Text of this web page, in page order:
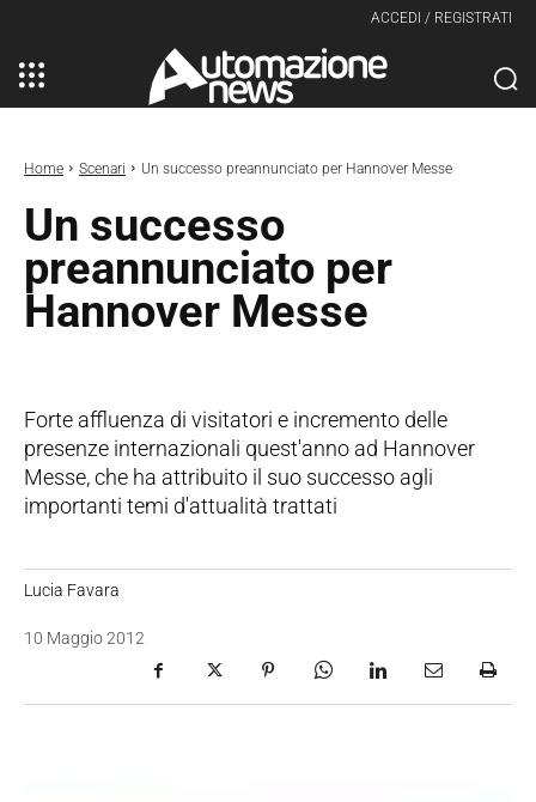
ACCEDI / REGISTRATI
Home Scenari Un successo preannunciato per Hannover Messe
Un successo
preannunciato per
Hannover Messe
Forte affluenza di visitatori e incremento delle
presenze internazionali quest'anno ad Hannover
Messe, che ha attribuito il suo successo agli
importanti temi d'attualità trattati
Lucia Favara
10 Maggio 2012